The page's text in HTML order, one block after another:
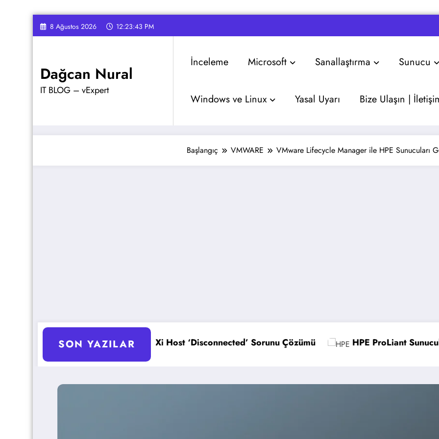
İçeriğe
atla
8 Ağustos 2026 12:23:44 PM
Dağcan Nural
IT BLOG – vExpert
İnceleme Microsoft Sanallaştırma Sunucu
Windows ve Linux Yasal Uyarı Bize Ulaşın |
Başlangıç VMWARE VMware Lifecycle Manager ile HPE Sunucuları
SON YAZILAR
ESXi Host ‘Disconnected’ Sorunu Çözümü HPE ProLiant Sunucularda UEFI Ayarlarını